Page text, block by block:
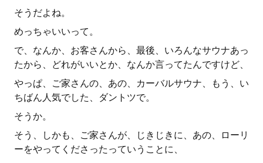
そうだよね。
めっちゃいいって。
で、なんか、お客さんから、最後、いろんなサウナあっ
たから、どれがいいとか、なんか言ってたんですけど、
やっぱ、ご家さんの、あの、カーバルサウナ、もう、い
ちばん人気でした、ダントツで。
そうか。
そう、しかも、ご家さんが、じきじきに、あの、ローリ
ーをやってくださったっていうことに、